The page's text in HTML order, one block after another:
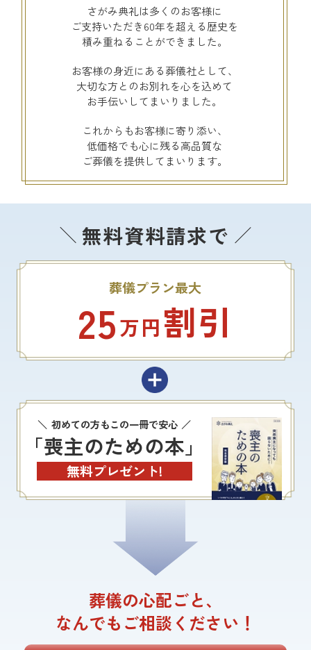
さがみ典礼は多くのお客様に
ご支持いただき60年を超える歴史を
積み重ねることができました。
お客様の身近にある葬儀社として、
大切な方とのお別れを心を込めて
お手伝いしてまいりました。
これからもお客様に寄り添い、
低価格でも心に残る高品質な
ご葬儀を提供してまいります。
無料資料請求で
葬儀プラン最大
25万円割引
初めての方もこの一冊で安心
「喪主のための本」
無料プレゼント!
葬儀の心配ごと、
なんでもご相談ください！